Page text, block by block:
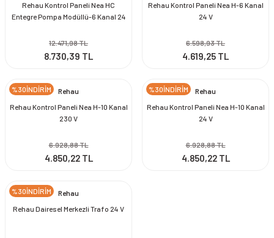
Rehau Kontrol Paneli Nea HC
Entegre Pompa Modüllü-6 Kanal 24
12.471,98 TL
8.730,39 TL
Rehau Kontrol Paneli Nea H-6 Kanal
24 V
6.598,93 TL
4.619,25 TL
%30İNDİRİM
Rehau
Rehau Kontrol Paneli Nea H-10 Kanal
230 V
6.928,88 TL
4.850,22 TL
%30İNDİRİM
Rehau
Rehau Kontrol Paneli Nea H-10 Kanal
24 V
6.928,88 TL
4.850,22 TL
%30İNDİRİM
Rehau
Rehau Dairesel Merkezli Trafo 24 V